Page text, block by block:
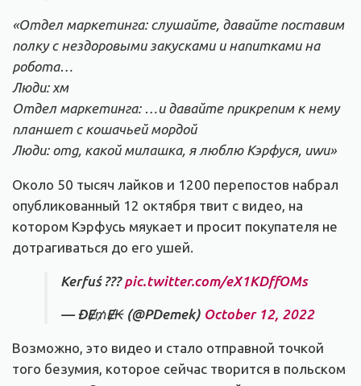
«Отдел маркетинга: слушайте, давайте поставим
полку с нездоровыми закусками и напитками на
робота…
Люди: хм
Отдел маркетинга: …и давайте прикрепим к нему
планшет с кошачьей мордой
Люди: omg, какой милашка, я люблю Кэрфуся, uwu»
Около 50 тысяч лайков и 1200 перепостов набрал
опубликованный 12 октября твит с видео, на
котором Кэрфусь мяукает и просит покупателя не
дотрагиваться до его ушей.
Kerfuś ???pic.twitter.com/eX1KDffOMs
— ĐɆ₥Ɇ₭ (@PDemek) October 12, 2022
Возможно, это видео и стало отправной точкой
того безумия, которое сейчас творится в польском